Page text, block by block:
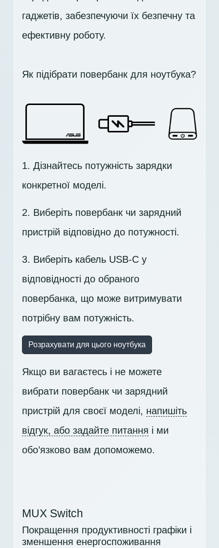
гаджетів, забезпечуючи їх безпечну та
ефективну роботу.
Як підібрати повербанк для ноутбука?
1. Дізнайтесь потужність зарядки
конкретної моделі.
2. Виберіть повербанк чи зарядний
пристрій відповідно до потужності.
3. Виберіть кабель USB-C у
відповідності до обраного
повербанка, що може витримувати
потрібну вам потужність.
Розрахувати для цього ноутбука
Якщо ви вагаєтесь і не можете
вибрати повербанк чи зарядний
пристрій для своєї моделі, напишіть
відгук, або задайте питання і ми
обо’язково вам допоможемо.
MUX Switch
Покращення продуктивності графіки і
зменшення енергоспоживання